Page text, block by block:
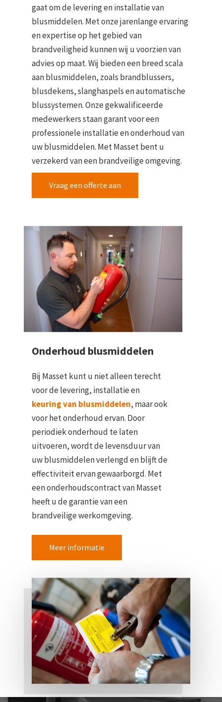
gaat om de levering en installatie van
blusmiddelen. Met onze jarenlange ervaring
en expertise op het gebied van
brandveiligheid kunnen wij u voorzien van
advies op maat. Wij bieden een breed scala
aan blusmiddelen, zoals brandblussers,
blusdekens, slanghaspels en automatische
blussystemen. Onze gekwalificeerde
medewerkers staan garant voor een
professionele installatie en onderhoud van
uw blusmiddelen. Met Masset bent u
verzekerd van een brandveilige omgeving.
Vraag een offerte aan
Onderhoud blusmiddelen
Bij Masset kunt u niet alleen terecht
voor de levering, installatie en
keuring van blusmiddelen, maar ook
voor het onderhoud ervan. Door
periodiek onderhoud te laten
uitvoeren, wordt de levensduur van
uw blusmiddelen verlengd en blijft de
effectiviteit ervan gewaarborgd. Met
een onderhoudscontract van Masset
heeft u de garantie van een
brandveilige werkomgeving.
Meer informatie